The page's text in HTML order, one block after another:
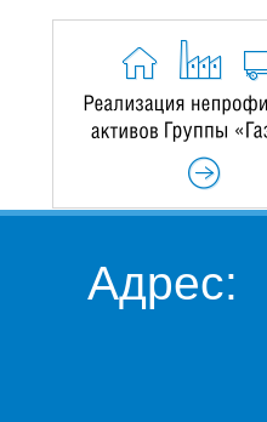
Адрес: